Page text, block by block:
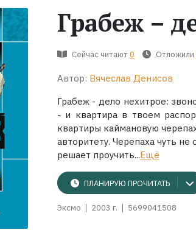
Грабеж –
Сейчас читают 0 Отложили
Автор: Вячеслав Денисов
Грабеж - дело нехитрое:
- и квартира в твоем
квартиры каймановую
авторитету. Черепаха чуть
решает проучить...Ещё
ПЛАНИРУЮ ПРОЧИТАТЬ
Эксмо 2003 г. 5699041508